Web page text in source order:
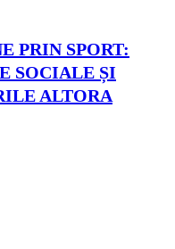
PRIN SPORT:
SOCIALE ȘI
ALTORA